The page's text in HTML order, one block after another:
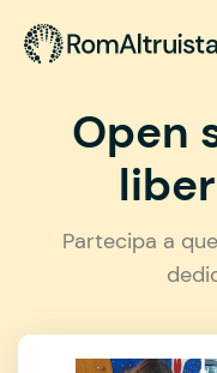
Open
Partecipa a